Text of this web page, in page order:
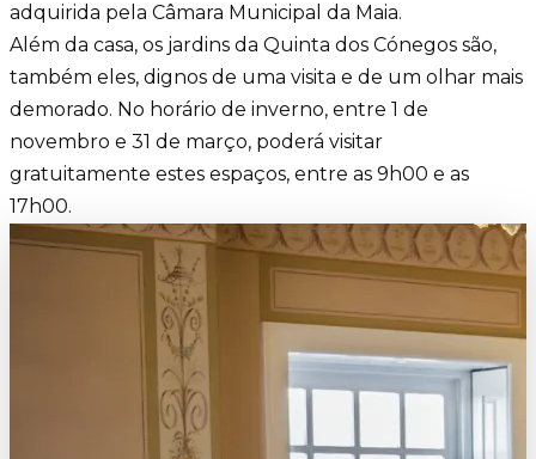
adquirida pela Câmara Municipal da Maia.
Além da casa, os jardins da Quinta dos Cónegos são,
também eles, dignos de uma visita e de um olhar mais
demorado. No horário de inverno, entre 1 de
novembro e 31 de março, poderá visitar
gratuitamente estes espaços, entre as 9h00 e as
17h00.